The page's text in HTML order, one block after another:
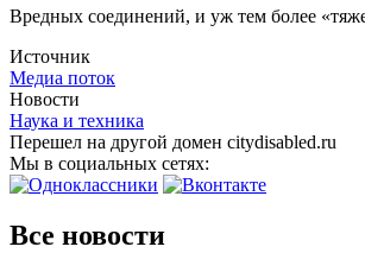
Вредных соединений, и уж тем более
Источник
Медиа поток
Новости
Наука и техника
Перешел на другой домен citydisabled.ru
Мы в социальных сетях:
Все новости